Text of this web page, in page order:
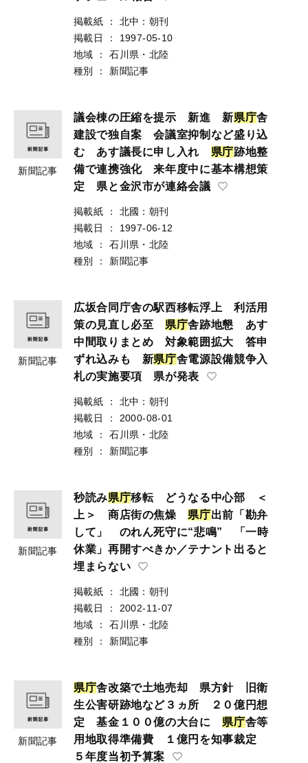
掲載紙 ：
北中：朝刊
掲載日
：
1997-05-10
地域
：
石川県・北陸
種別
： 新聞記事
新聞記事
議会棟の圧縮を提示 新進 新県庁舎
建設で独自案 会議室抑制など盛り込
む あす議長に申し入れ 県庁跡地整
備で連携強化 来年度中に基本構想策
定 県と金沢市が連絡会議
掲載紙 ：
北國：朝刊
掲載日
：
1997-06-12
地域
：
石川県・北陸
種別
： 新聞記事
新聞記事
広坂合同庁舎の駅西移転浮上 利活用
策の見直し必至 県庁舎跡地懇 あす
中間取りまとめ 対象範囲拡大 答申
ずれ込みも 新県庁舎電源設備競争入
札の実施要項 県が発表
掲載紙 ：
北中：朝刊
掲載日
：
2000-08-01
地域
：
石川県・北陸
種別
： 新聞記事
新聞記事
秒読み県庁移転 どうなる中心部 ＜
上＞ 商店街の焦燥 県庁出前「勘弁
して」 のれん死守に“悲鳴” 「一時
休業」再開すべきか／テナント出ると
埋まらない
掲載紙 ：
北國：朝刊
掲載日
：
2002-11-07
地域
：
石川県・北陸
種別
： 新聞記事
新聞記事
県庁舎改築で土地売却 県方針 旧衛
生公害研跡地など３ヵ所 ２０億円想
定 基金１００億の大台に 県庁舎等
用地取得準備費 １億円を知事裁定
５年度当初予算案